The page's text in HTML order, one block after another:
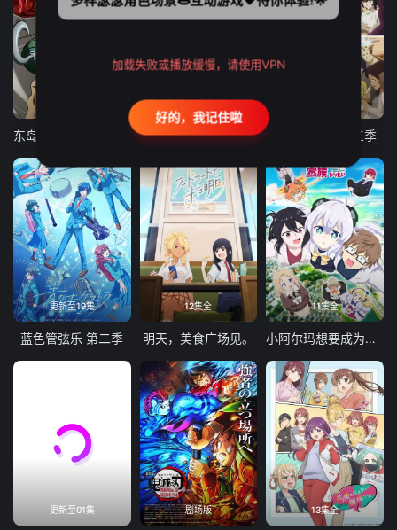
更新至21集
古诺希亚 致不灭的你 第三季
更新至19集
蓝色管弦乐 第二季
12集全
明天，美食广场见。
11集全
小阿尔玛想要成为家人
更新至01集 剧场版 13集全
加载失败或播放缓慢，请使用VPN
好的，我记住啦